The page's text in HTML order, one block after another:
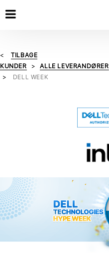
TILBAGE
KUNDER
ALLE LEVERANDØRER
DELL WEEK